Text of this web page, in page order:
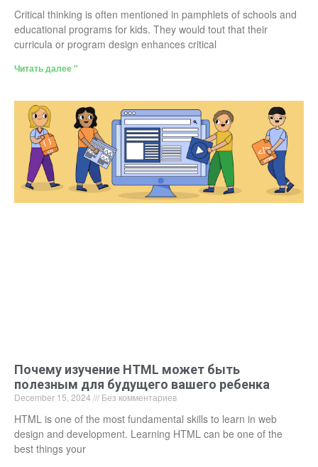
Critical thinking is often mentioned in pamphlets of schools and
educational programs for kids. They would tout that their
curricula or program design enhances critical
Читать далее "
Почему изучение HTML может быть
полезным для будущего вашего ребенка
December 15, 2024 Без комментариев
HTML is one of the most fundamental skills to learn in web
design and development. Learning HTML can be one of the
best things your